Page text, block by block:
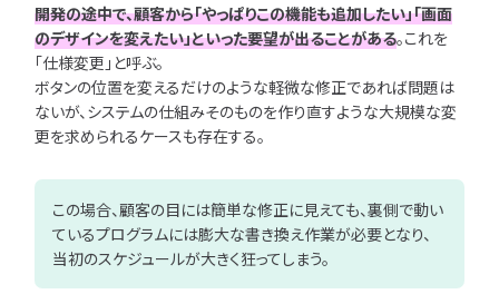
開発の途中で、顧客から「やっぱりこの機能も追加したい」「画面
のデザインを変えたい」といった要望が出ることがある。これを
「仕様変更」と呼ぶ。
ボタンの位置を変えるだけのような軽微な修正であれば問題は
ないが、システムの仕組みそのものを作り直すような大規模な変
更を求められるケースも存在する。
この場合、顧客の目には簡単な修正に見えても、裏側で動い
ているプログラムには膨大な書き換え作業が必要となり、
当初のスケジュールが大きく狂ってしまう。